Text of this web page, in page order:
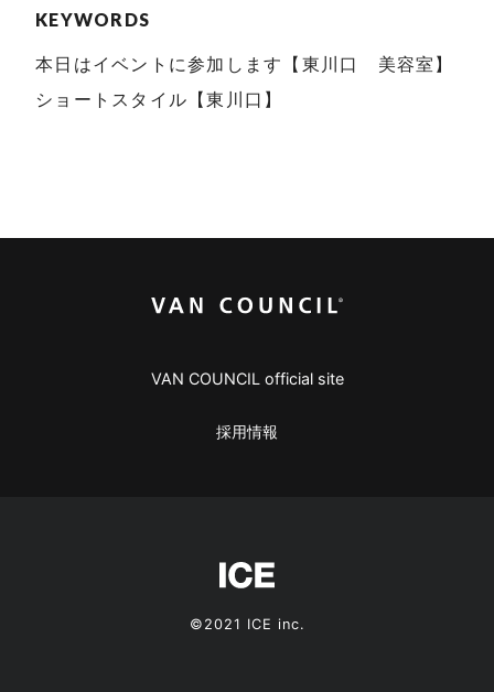
KEYWORDS
本日はイベントに参加します【東川口 美容室】
ショートスタイル【東川口】
VAN COUNCIL official site
採用情報
©2021 ICE inc.